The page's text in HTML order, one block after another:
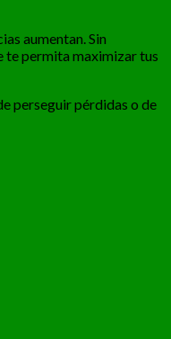
aumentan. Sin
te permita maximizar tus
perseguir pérdidas o de